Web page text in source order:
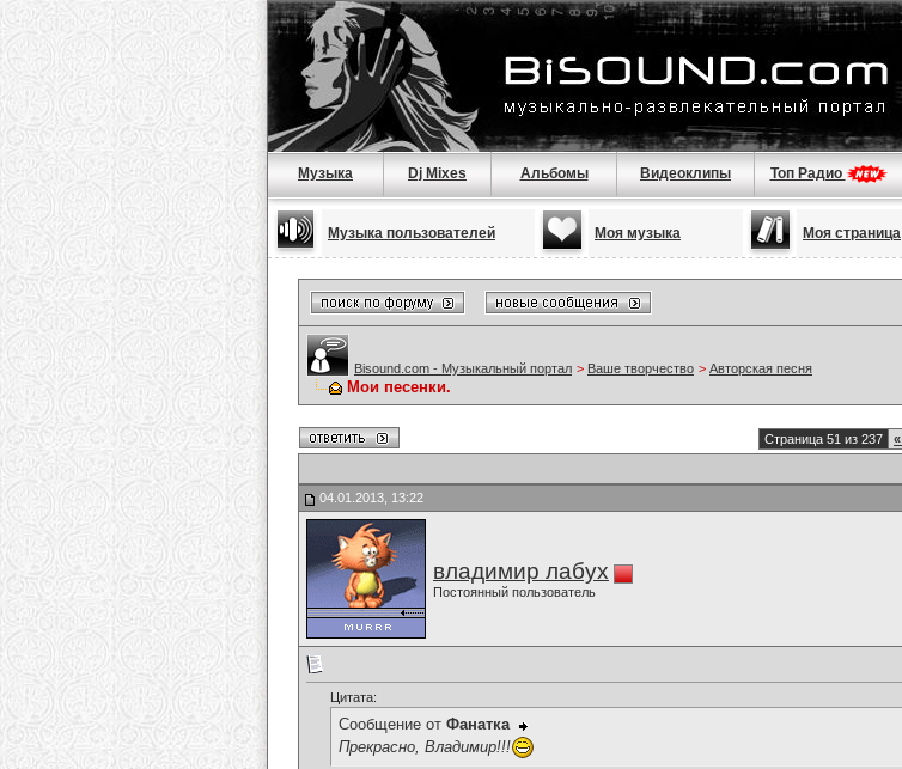
Музыка Dj Mixes Альбомы Видеоклипы Топ Радио
Музыка пользователей Моя музыка Моя страница
Bisound.com - Музыкальный портал > Ваше творчество > Авторская песня
Мои песенки.
Страница 51 из 237 «
04.01.2013, 13:22
владимир лабух
Постоянный пользователь
Цитата:
Сообщение от Фанатка
Прекрасно, Владимир!!!